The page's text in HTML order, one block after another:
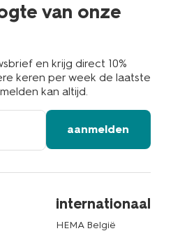
van onze
en krijg direct 10%
keren per week de laatste
kan altijd.
aanmelden
internationaal
HEMA België